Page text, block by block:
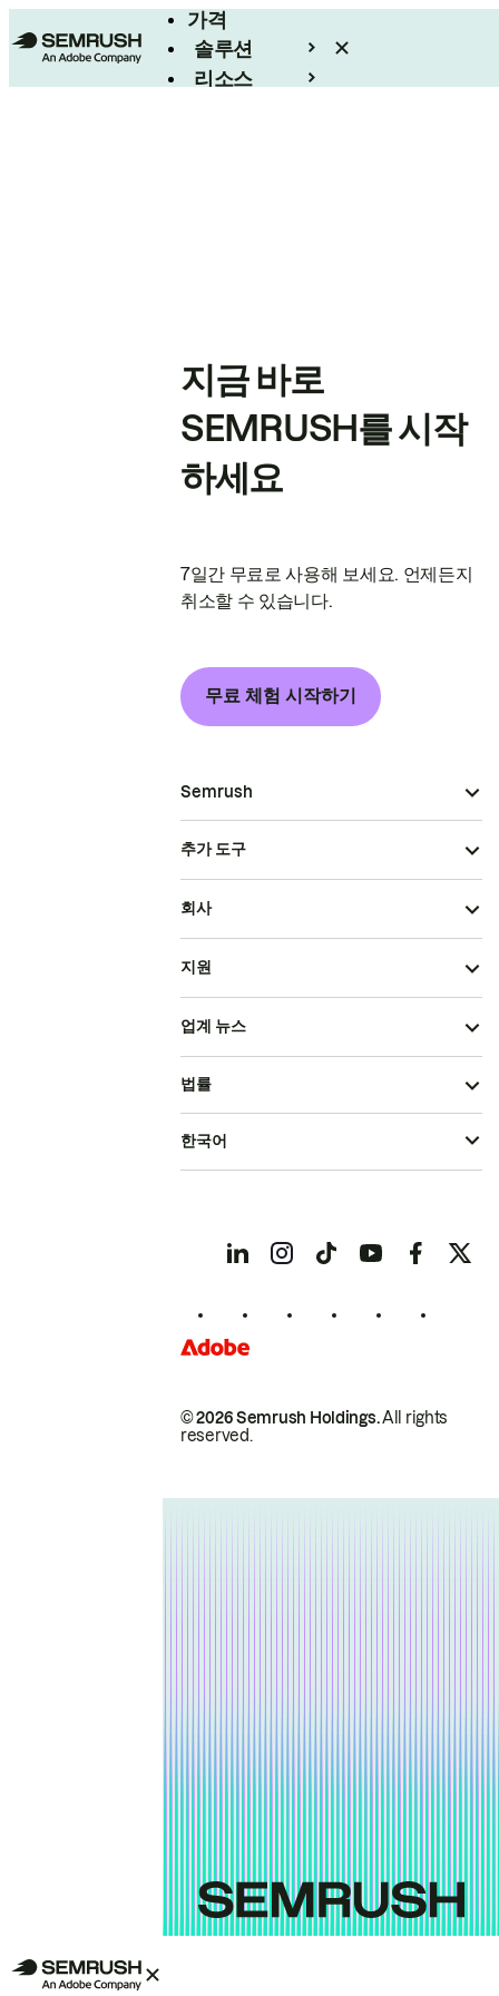
가격
솔루션
리소스
지금 바로
SEMRUSH를 시작
하세요
7일간 무료로 사용해 보세요. 언제든지
취소할 수 있습니다.
무료 체험 시작하기
Semrush
추가 도구
회사
지원
업계 뉴스
© 2026 Semrush Holdings.All rights
reserved.
법률
한국어